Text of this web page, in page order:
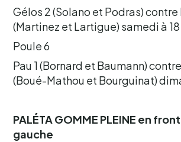
Gélos 2 (Solano et Podras) contre
(Martinez et Lartigue) samedi à 18
Poule 6
Pau 1 (Bornard et Baumann)
(Boué-Mathou et Bourguinat)
PALÉTA GOMME PLEINE en
gauche